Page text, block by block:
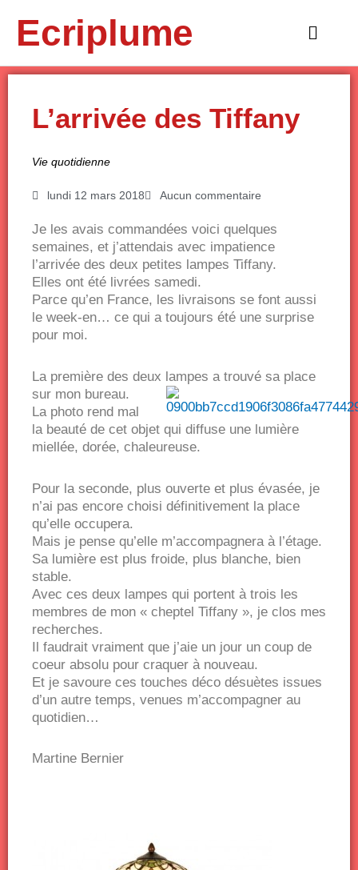
contenuEcriplume
Main
L’arrivée des Tiffany
Vie quotidienne
lundi 12 mars 2018 Aucun commentaire
Je les avais commandées voici quelques
semaines, et j’attendais avec impatience
l’arrivée des deux petites lampes Tiffany.
Elles ont été livrées samedi.
Parce qu’en France, les livraisons se font aussi
le week-en… ce qui a toujours été une surprise
pour moi.
La première des deux lampes a trouvé sa place
sur mon bureau.
La photo rend mal
la beauté de cet objet qui diffuse une lumière
miellée, dorée, chaleureuse.
Pour la seconde, plus ouverte et plus évasée, je
n’ai pas encore choisi définitivement la place
qu’elle occupera.
Mais je pense qu’elle m’accompagnera à l’étage.
Sa lumière est plus froide, plus blanche, bien
stable.
Avec ces deux lampes qui portent à trois les
membres de mon « cheptel Tiffany », je clos mes
recherches.
Il faudrait vraiment que j’aie un jour un coup de
coeur absolu pour craquer à nouveau.
Et je savoure ces touches déco désuètes issues
d’un autre temps, venues m’accompagner au
quotidien…
Martine Bernier